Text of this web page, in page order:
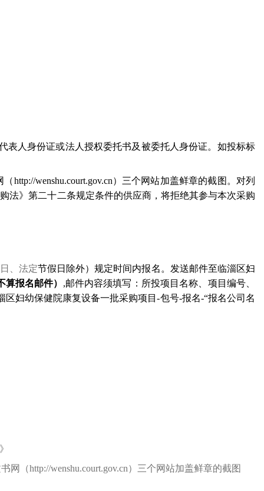
表人身份证或法人授权委托书及被委托人身份证。如投标标
（http://wenshu.court.gov.cn）三个网站加盖鲜章的截图。对列
法》第二十二条规定条件的供应商，将拒绝其参与本次采购
、法定节假日除外）规定时间内报名。发送邮件至临淄区妇
报名邮件） ,邮件内容须填写：所投项目名称、项目编号、
区妇幼保健院康复设备一批采购项目-包号-报名-“报名公司名
网（http://wenshu.court.gov.cn）三个网站加盖鲜章的截图